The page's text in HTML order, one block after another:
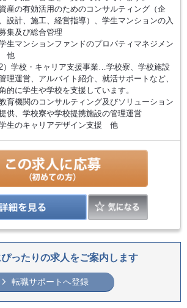
資産の有効活用のためのコンサルティング（企
設計、施工、経営指導）、学生マンションの入
集及び総合管理
学生マンションファンドのプロパティマネジメン
他
2）学校・キャリア支援事業…学校寮、学校施設
理運営、アルバイト紹介、就活サポートなど、
的に学生や学校を支援しています。
教育機関のコンサルティング及びソリューション
供、学校寮や学校提携施設の管理運営
学生のキャリアデザイン支援 他
ったりの求人をご案内します
転職サポートへ登録